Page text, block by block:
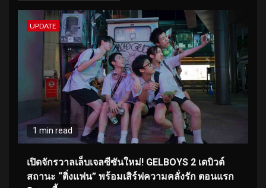
UPDATE
1 min read
เปิดจักรวาลเล็บเจลซีซันใหม่! GELBOYS 2 เดบิวต์
สถานะ “ติ่งแฟน” พร้อมเสิร์ฟความคลั่งรัก ตอนแรก